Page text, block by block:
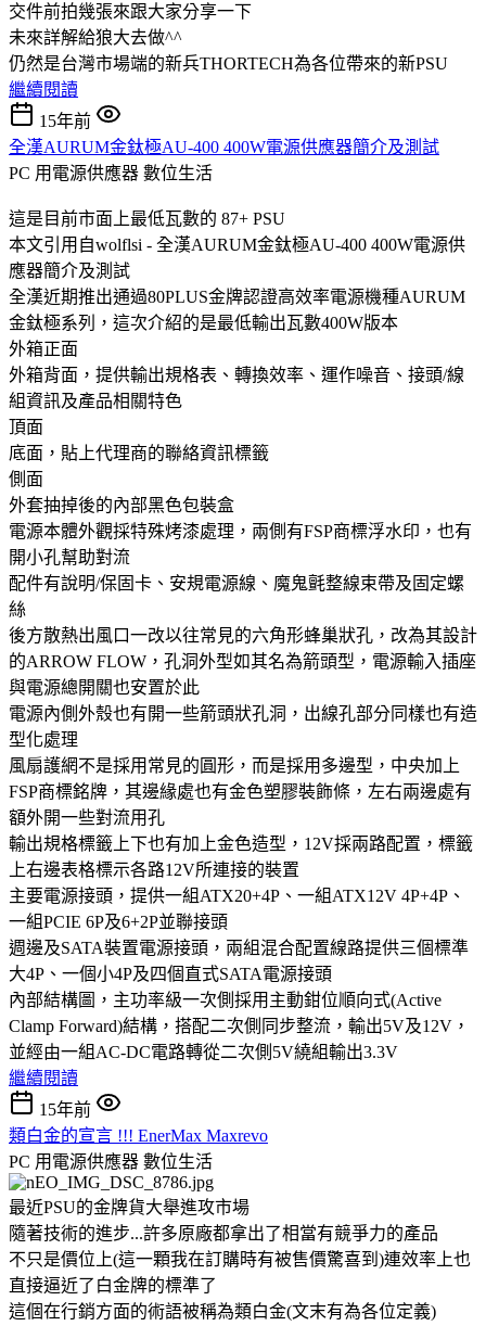
交件前拍幾張來跟大家分享一下
未來詳解給狼大去做^^
仍然是台灣市場端的新兵THORTECH為各位帶來的新PSU
繼續閱讀
15年前
全漢AURUM金鈦極AU-400 400W電源供應器簡介及測試
PC 用電源供應器 數位生活
這是目前市面上最低瓦數的 87+ PSU
本文引用自wolflsi - 全漢AURUM金鈦極AU-400 400W電源供
應器簡介及測試
全漢近期推出通過80PLUS金牌認證高效率電源機種AURUM
金鈦極系列，這次介紹的是最低輸出瓦數400W版本
外箱正面
外箱背面，提供輸出規格表、轉換效率、運作噪音、接頭/線
組資訊及產品相關特色
頂面
底面，貼上代理商的聯絡資訊標籤
側面
外套抽掉後的內部黑色包裝盒
電源本體外觀採特殊烤漆處理，兩側有FSP商標浮水印，也有
開小孔幫助對流
配件有說明/保固卡、安規電源線、魔鬼氈整線束帶及固定螺
絲
後方散熱出風口一改以往常見的六角形蜂巢狀孔，改為其設計
的ARROW FLOW，孔洞外型如其名為箭頭型，電源輸入插座
與電源總開關也安置於此
電源內側外殼也有開一些箭頭狀孔洞，出線孔部分同樣也有造
型化處理
風扇護網不是採用常見的圓形，而是採用多邊型，中央加上
FSP商標銘牌，其邊緣處也有金色塑膠裝飾條，左右兩邊處有
額外開一些對流用孔
輸出規格標籤上下也有加上金色造型，12V採兩路配置，標籤
上右邊表格標示各路12V所連接的裝置
主要電源接頭，提供一組ATX20+4P、一組ATX12V 4P+4P、
一組PCIE 6P及6+2P並聯接頭
週邊及SATA裝置電源接頭，兩組混合配置線路提供三個標準
大4P、一個小4P及四個直式SATA電源接頭
內部結構圖，主功率級一次側採用主動鉗位順向式(Active
Clamp Forward)結構，搭配二次側同步整流，輸出5V及12V，
並經由一組AC-DC電路轉從二次側5V繞組輸出3.3V
繼續閱讀
15年前
類白金的宣言 !!! EnerMax Maxrevo
PC 用電源供應器 數位生活
最近PSU的金牌貨大舉進攻市場
隨著技術的進步...許多原廠都拿出了相當有競爭力的產品
不只是價位上(這一顆我在訂購時有被售價驚喜到)連效率上也
直接逼近了白金牌的標準了
這個在行銷方面的術語被稱為類白金(文末有為各位定義)